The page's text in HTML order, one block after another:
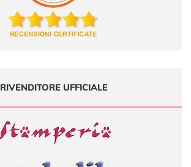
RIVENDITORE UFFICIALE